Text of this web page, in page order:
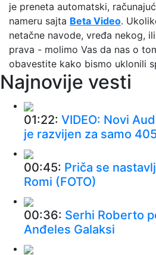
je preneta automatski,
nameru sajta Beta Video.
netačne navode, vređa nekog,
prava - molimo Vas da nas o
obavestite kako bismo uklonili
Najnovije vesti
01:22: VIDEO: Novi
je razvijen za samo
00:45: Priča se
Romi (FOTO)
00:36: Serhi Roberto
Anđeles Galaksi